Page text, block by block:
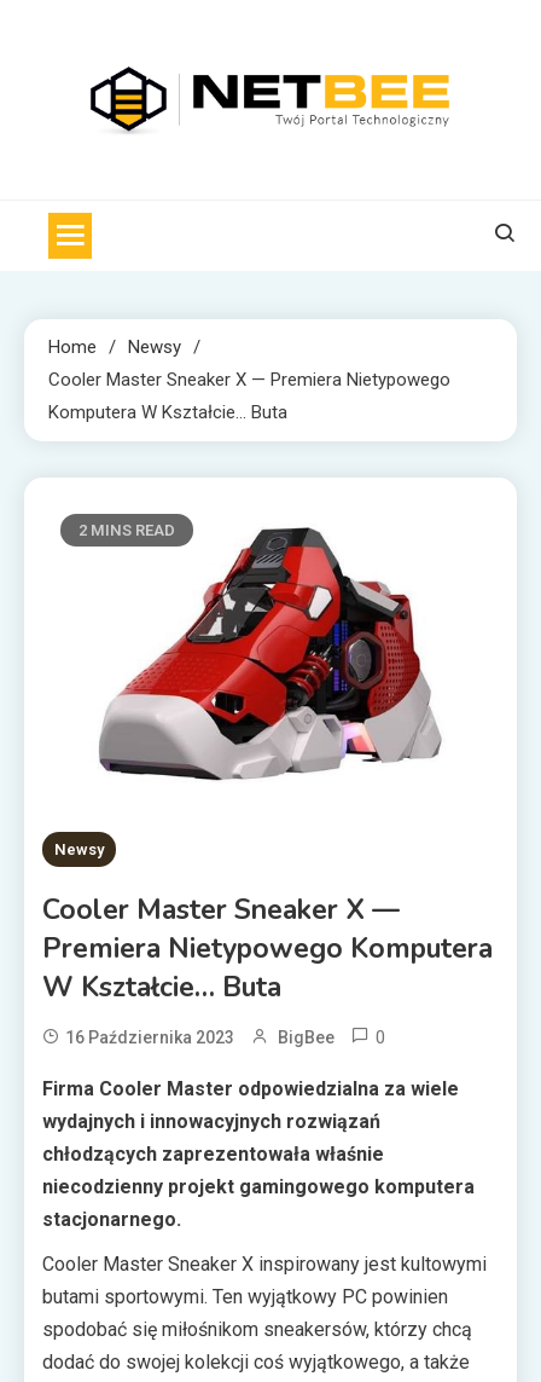
Home
Newsy
Cooler Master Sneaker X — Premiera Nietypowego
Komputera W Kształcie… Buta
2 MINS READ
Newsy
Cooler Master Sneaker X —
Premiera Nietypowego Komputera
W Kształcie… Buta
16 Października 2023 BigBee 0
Firma Cooler Master odpowiedzialna za wiele
wydajnych i innowacyjnych rozwiązań
chłodzących zaprezentowała właśnie
niecodzienny projekt gamingowego komputera
stacjonarnego.
Cooler Master Sneaker X inspirowany jest kultowymi
butami sportowymi. Ten wyjątkowy PC powinien
spodobać się miłośnikom sneakersów, którzy chcą
dodać do swojej kolekcji coś wyjątkowego, a także